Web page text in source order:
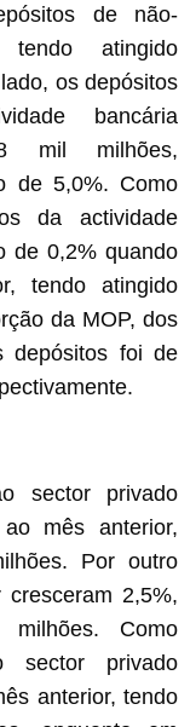
de não-
tendo atingido
os depósitos
bancária
mil milhões,
de 5,0%. Como
da actividade
de 0,2% quando
tendo atingido
da MOP, dos
depósitos foi de
sector privado
mês anterior,
Por outro
2,5%,
milhões. Como
sector privado
anterior, tendo